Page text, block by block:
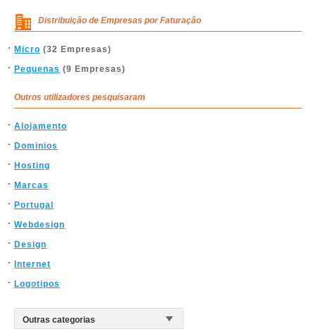
Distribuição de Empresas por Faturação
Micro (32 Empresas)
Pequenas (9 Empresas)
Outros utilizadores pesquisaram
Alojamento
Dominios
Hosting
Marcas
Portugal
Webdesign
Design
Internet
Logotipos